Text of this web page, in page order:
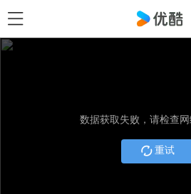
数据获取失败，请检查
重试